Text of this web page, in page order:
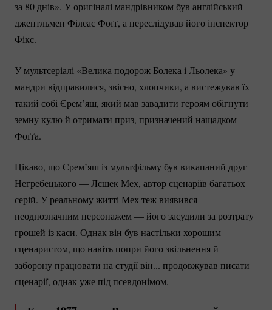
за 80 днів». У оригіналі мандрівником був англійський
джентльмен Філеас Фоґґ, а переслідував його інспектор
Фікс.
У мультсеріалі «Велика подорож Болека і Льолека» у
мандри відправилися, звісно, хлопчики, а вистежував їх
такий собі Єрем’яш, який мав завадити героям обігнути
земну кулю й отримати приз, призначений нащадком
Фоґґа.
Цікаво, що Єрем’яш із мультфільму був викапаний друг
Негребецького — Лєшек Мех, автор сценаріїв багатьох
серій. У реальному житті Мех теж виявився
неоднозначним персонажем — його засудили за розтрату
грошей із каси. Однак він був настільки хорошим
сценаристом, що навіть попри його звільнення й
заборону працювати на студії він... продовжував писати
сценарії, однак уже під псевдонімом.